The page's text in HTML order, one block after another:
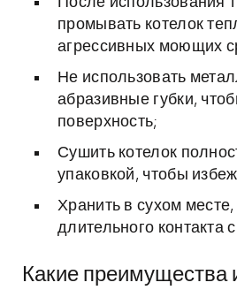
промывать котелок
агрессивных моющих
Не использовать
абразивные губки,
поверхность;
Сушить котелок
упаковкой, чтобы
Хранить в сухом месте,
длительного контакта
Какие преимущества